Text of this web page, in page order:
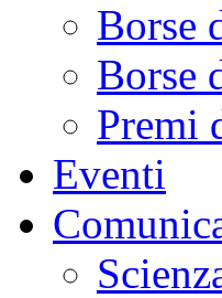
Borse
Borse
Premi
Eventi